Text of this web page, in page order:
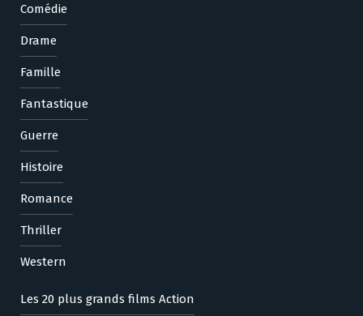
Comédie
Drame
Famille
Fantastique
Guerre
Histoire
Romance
Thriller
Western
Les 20 plus grands films Action